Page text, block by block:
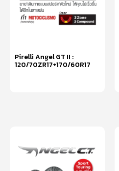
Pirelli Angel GT II :
120/70ZR17+170/60R17